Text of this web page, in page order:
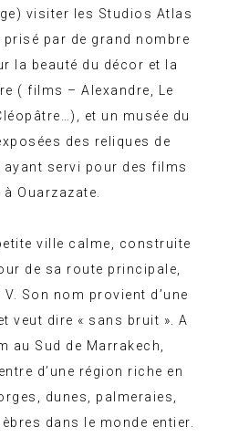
visiter les Studios Atlas
par de grand nombre
la beauté du décor et la
( films – Alexandre, Le
et un musée du
des reliques de
servi pour des films
Ouarzazate.
ville calme, construite
de sa route principale,
V. Son nom provient d’une
veut dire « sans bruit ». A
au Sud de Marrakech,
d’une région riche en
dunes, palmeraies,
dans le monde entier.